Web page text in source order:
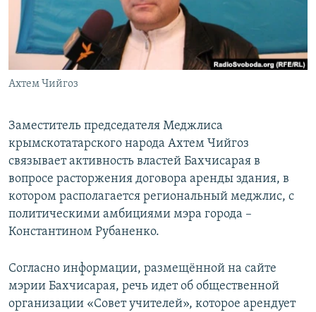
ПОБЕДИТЕЛЕЙ НЕ СУДЯТ?
КРЫМ.НЕПОКОРЕННЫЙ
УКРАИНСКАЯ ПРОБЛЕМА КРЫМА
ПРИСОЕДИНЯЙТЕСЬ!
Ахтем Чийгоз
Заместитель председателя Меджлиса
крымскотатарского народа Ахтем Чийгоз
связывает активность властей Бахчисарая в
вопросе расторжения договора аренды здания, в
котором располагается региональный меджлис, с
политическими амбициями мэра города –
Константином Рубаненко.
Согласно информации, размещённой на сайте
мэрии Бахчисарая, речь идет об общественной
организации «Совет учителей», которое арендует